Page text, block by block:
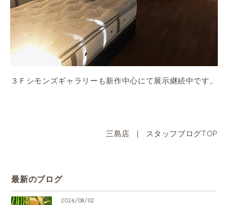
３Ｆシモンズギャラリーも新作中心にて展示継続中です。
三島店 | スタッフブログTOP
最新のブログ
2026/08/02